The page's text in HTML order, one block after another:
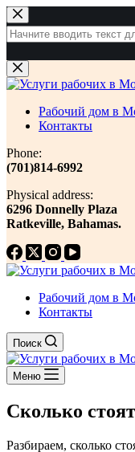
Перейти
к
сути
Ничего
не
найдено
Рабочий дом в
Контакты
Phone:
(701)814-6992
Physical address:
​6296 Donnelly Plaza
Ratkeville, ​Bahamas.
Рабочий дом в
Контакты
Поиск
Меню
Сколько
Разбираем, сколько